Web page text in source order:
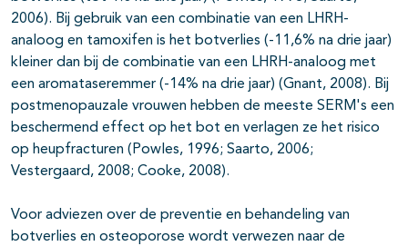
2006). Bij gebruik van een combinatie van een LHRH-
analoog en tamoxifen is het botverlies (-11,6% na drie jaar)
kleiner dan bij de combinatie van een LHRH-analoog met
een aromataseremmer (-14% na drie jaar) (Gnant, 2008). Bij
postmenopauzale vrouwen hebben de meeste SERM's een
beschermend effect op het bot en verlagen ze het risico
op heupfracturen (Powles, 1996; Saarto, 2006;
Vestergaard, 2008; Cooke, 2008).
Voor adviezen over de preventie en behandeling van
botverlies en osteoporose wordt verwezen naar de